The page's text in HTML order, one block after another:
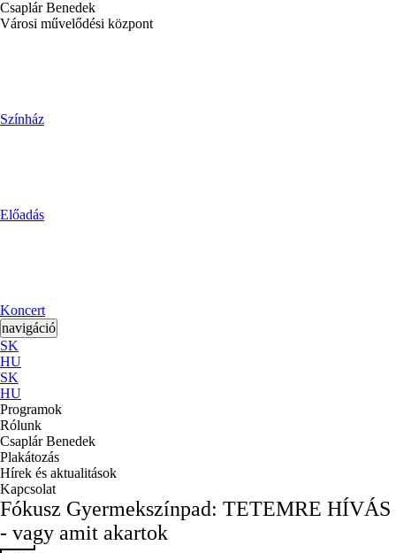
Csaplár Benedek
Városi művelődési központ
Színház
Előadás
Koncert
navigáció
SK
HU
SK
HU
Programok
Rólunk
Csaplár Benedek
Plakátozás
Hírek és aktualitások
Kapcsolat
Fókusz Gyermekszínpad: TETEMRE HÍVÁS
- vagy amit akartok